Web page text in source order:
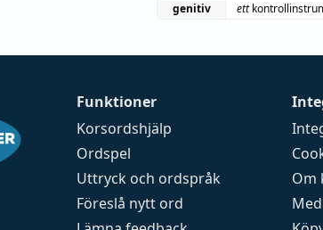
genitiv
ett
Funktioner
Korsordshjälp
Ordspel
Uttryck och ordspråk
Föreslå nytt ord
Om